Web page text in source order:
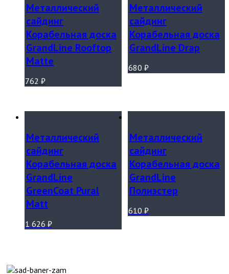
Металлический
сайдинг
Корабельная доска
GrandLine Rooftop
Matte
762 ₽
Металлический
сайдинг
Корабельная доска
GrandLine Drap
680 ₽
Металлический
сайдинг
Корабельная доска
GrandLine
GreenCoat Pural
Matt
1 626 ₽
Металлический
сайдинг
Корабельная доска
GrandLine
Полиэстер
610 ₽